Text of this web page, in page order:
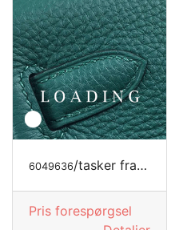
6049636/tasker fra LONGCHAMP
Pris forespørgsel